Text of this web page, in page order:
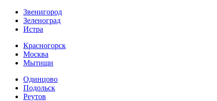
Звенигород
Зеленоград
Истра
Красногорск
Москва
Мытищи
Одинцово
Подольск
Реутов